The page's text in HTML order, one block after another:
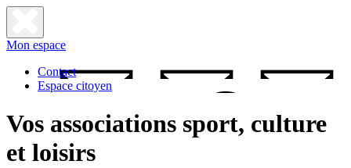
Fermer
la
Mon espace
Contact
Espace citoyen
Vos associations sport, culture
et loisirs